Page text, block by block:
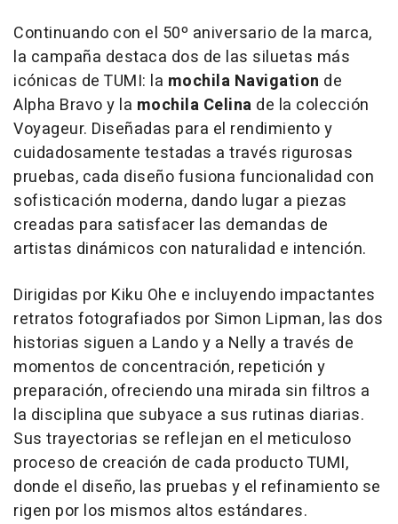
Continuando con el 50º aniversario de la marca,
la campaña destaca dos de las siluetas más
icónicas de TUMI: la mochila Navigation de
Alpha Bravoy la mochila Celina de la colección
Voyageur. Diseñadas para el rendimiento y
cuidadosamente testadas a través rigurosas
pruebas, cada diseño fusiona funcionalidad con
sofisticación moderna, dando lugar a piezas
creadas para satisfacer las demandas de
artistas dinámicos con naturalidad e intención.
Dirigidas por Kiku Ohe e incluyendo impactantes
retratos fotografiados por Simon Lipman, las dos
historias siguen a Lando y a Nelly a través de
momentos de concentración, repetición y
preparación, ofreciendo una mirada sin filtros a
la disciplina que subyace a sus rutinas diarias.
Sus trayectorias se reflejan en el meticuloso
proceso de creación de cada producto TUMI,
donde el diseño, las pruebas y el refinamiento se
rigen por los mismos altos estándares.